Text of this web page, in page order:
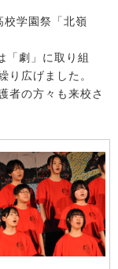
校学園祭「北嶺
「劇」に取り組
り広げました。
者の方々も来校さ